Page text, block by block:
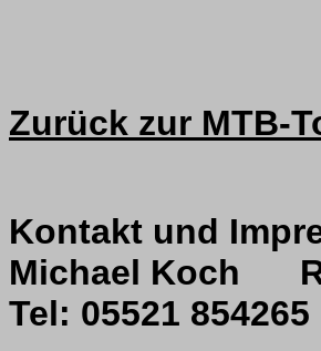
Zurück zur MTB-
Kontakt und
Michael Koch
Tel: 05521